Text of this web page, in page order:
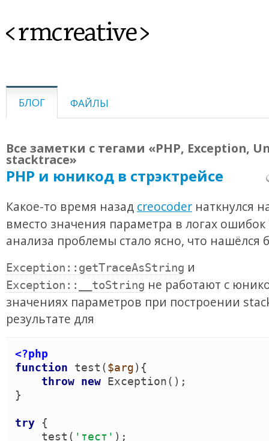
<rmcreative>
БЛОГ ФАЙЛЫ
Все заметки с тегами «PHP, Exception,
stacktrace»
PHP и юникод в стрэктрейсе
Какое-то время назад creocoder наткнулся
вместо значения параметра в логах ошибок
анализа проблемы стало ясно, что нашёлся
Exception::getTraceAsString и
Exception::__toString не работают с
значениях параметров при построении
результате для
<?php
function
test ($arg) {
throw new Exception( )
}
try
{
test ( ' тест ' )